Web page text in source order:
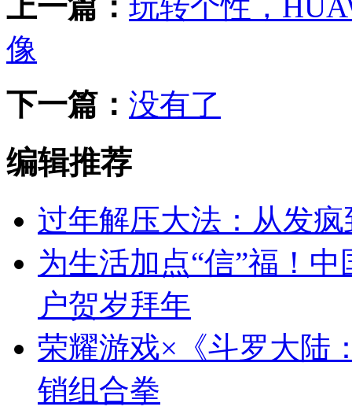
上一篇： 玩转个性，
像
下一篇： 没有了
编辑推荐
过年解压大法：从发
为生活加点“信”福！
户贺岁拜年
荣耀游戏×《斗罗大陆
销组合拳